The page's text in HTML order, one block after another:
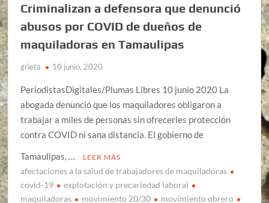
Criminalizan a defensora que denunció
abusos por COVID de dueños de
maquiladoras en Tamaulipas
grieta 10 junio, 2020
PeriodistasDigitales/Plumas Libres 10 junio 2020 La
abogada denunció que los maquiladores obligaron a
trabajar a miles de personas sin ofrecerles protección
contra COVID ni sana distancia. El gobierno de
Tamaulipas, …
LEER MÁS
afectaciones a la salud de trabajadores de maquiladoras
covid-19
explotación y precariedad laboral
maquiladoras
movimiento 20/30
movimiento obrero